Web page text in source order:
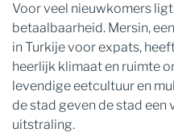
Voor veel nieuwkomers
betaalbaarheid. Mersin,
in Turkije voor expats,
heerlijk klimaat en ruimte
levendige eetcultuur en
de stad geven de stad
uitstraling.